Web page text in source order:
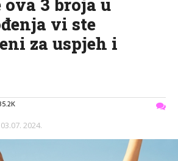
vi ste
za uspjeh i
03.07. 2024.